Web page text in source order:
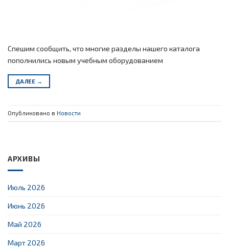
Спешим сообщить, что многие разделы нашего каталога
пополнились новым учебным оборудованием
ДАЛЕЕ →
Опубликовано в Новости
АРХИВЫ
Июль 2026
Июнь 2026
Май 2026
Март 2026